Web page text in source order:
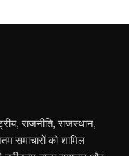
राजनीति, राजस्थान,
समाचारों को शामिल